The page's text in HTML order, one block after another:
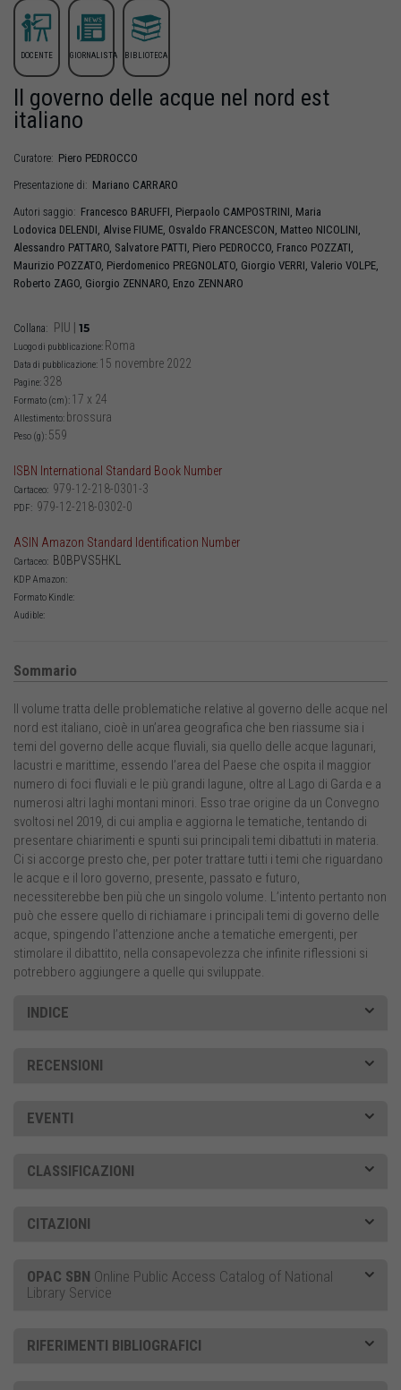
DOCENTE GIORNALISTA BIBLIOTECA
Il governo delle acque nel nord est
italiano
Curatore: Piero PEDROCCO
Presentazione di: Mariano CARRARO
Autori saggio: Francesco BARUFFI Pierpaolo CAMPOSTRINI Maria
Lodovica DELENDI Alvise FIUME Osvaldo FRANCESCON Matteo NICOLINI
Alessandro PATTARO Salvatore PATTI Piero PEDROCCO Franco POZZATI
Maurizio POZZATO Pierdomenico PREGNOLATO Giorgio VERRI Valerio VOLPE
Roberto ZAGO Giorgio ZENNARO Enzo ZENNARO
Collana: PIU | 15
Luogo di pubblicazione: Roma
Data di pubblicazione: 15 novembre 2022
Pagine: 328
Formato (cm): 17 x 24
Allestimento: brossura
Peso (g): 559
ISBN International Standard Book Number
Cartaceo: 979-12-218-0301-3
PDF: 979-12-218-0302-0
ASIN Amazon Standard Identification Number
Cartaceo: B0BPVS5HKL
KDP Amazon:
Formato Kindle:
Audible:
Sommario
Il volume tratta delle problematiche relative al governo delle acque nel
nord est italiano, cioè in un’area geografica che ben riassume sia i
temi del governo delle acque fluviali, sia quello delle acque lagunari,
lacustri e marittime, essendo l’area del Paese che ospita il maggior
numero di foci fluviali e le più grandi lagune, oltre al Lago di Garda e a
numerosi altri laghi montani minori. Esso trae origine da un Convegno
svoltosi nel 2019, di cui amplia e aggiorna le tematiche, tentando di
presentare chiarimenti e spunti sui principali temi dibattuti in materia.
Ci si accorge presto che, per poter trattare tutti i temi che riguardano
le acque e il loro governo, presente, passato e futuro,
necessiterebbe ben più che un singolo volume. L’intento pertanto non
può che essere quello di richiamare i principali temi di governo delle
acque, spingendo l’attenzione anche a tematiche emergenti, per
stimolare il dibattito, nella consapevolezza che infinite riflessioni si
potrebbero aggiungere a quelle qui sviluppate.
INDICE
RECENSIONI
EVENTI
CLASSIFICAZIONI
CITAZIONI
OPAC SBN Online Public Access Catalog of National
Library Service
RIFERIMENTI BIBLIOGRAFICI